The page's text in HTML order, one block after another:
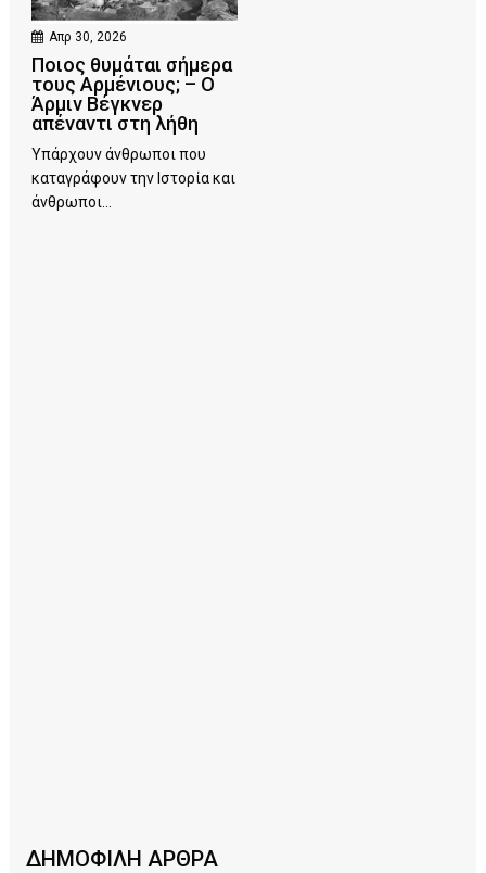
Απρ 30, 2026
Ποιος θυμάται σήμερα
τους Αρμένιους; – Ο
Άρμιν Βέγκνερ
απέναντι στη λήθη
Υπάρχουν άνθρωποι που
καταγράφουν την Ιστορία και
άνθρωποι...
ΔΗΜΟΦΙΛΗ ΑΡΘΡΑ